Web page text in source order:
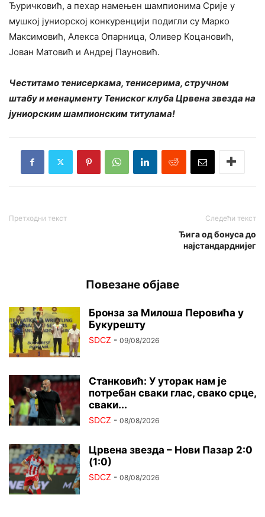
Ђуричковић, а пехар намењен шампионима Срије у
мушкој јуниорској конкуренцији подигли су Марко
Максимовић, Алекса Опарница, Оливер Коцановић,
Јован Матовић и Андреј Пауновић.
Честитамо тенисеркама, тенисерима, стручном
штабу и менаџменту Тениског клуба Црвена звезда на
јуниорским шампионским титулама!
Претходни текст Следећи текст
Ђига од бонуса до
најстандарднијег
Повезане објаве
Бронза за Милоша Перовића у
Букурешту
SDCZ - 09/08/2026
Станковић: У уторак нам је
потребан сваки глас, свако срце,
сваки...
SDCZ - 08/08/2026
Црвена звезда – Нови Пазар 2:0
(1:0)
SDCZ - 08/08/2026